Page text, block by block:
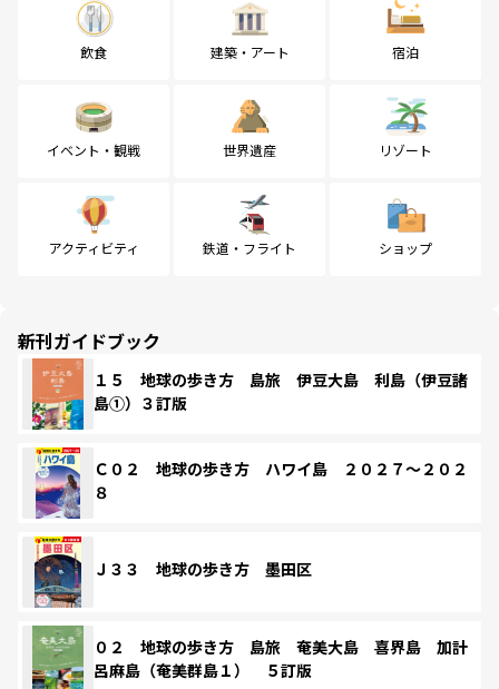
飲食 建築・アート 宿泊
イベント・観戦 世界遺産 リゾート
アクティビティ 鉄道・フライト ショップ
新刊ガイドブック
１５ 地球の歩き方 島旅 伊豆大島 利島（伊豆諸
島①）３訂版
Ｃ０２ 地球の歩き方 ハワイ島 ２０２７～２０２
８
Ｊ３３ 地球の歩き方 墨田区
０２ 地球の歩き方 島旅 奄美大島 喜界島 加計
呂麻島（奄美群島１） ５訂版